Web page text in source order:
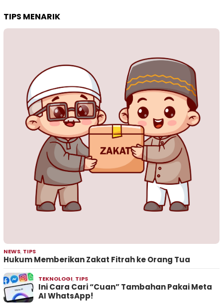
TIPS MENARIK
NEWS, TIPS
Hukum Memberikan Zakat Fitrah ke Orang Tua
TEKNOLOGI, TIPS
Ini Cara Cari “Cuan” Tambahan Pakai Meta
AI WhatsApp!